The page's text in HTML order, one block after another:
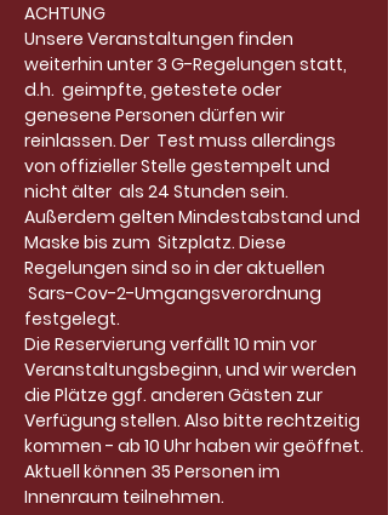
ACHTUNG
Unsere Veranstaltungen finden
weiterhin unter 3 G-Regelungen statt,
d.h.  geimpfte, getestete oder
genesene Personen dürfen wir
reinlassen. Der  Test muss allerdings
von offizieller Stelle gestempelt und
nicht älter  als 24 Stunden sein.
Außerdem gelten Mindestabstand und
Maske bis zum  Sitzplatz. Diese
Regelungen sind so in der aktuellen
Sars-Cov-2-Umgangsverordnung
festgelegt.
Die Reservierung verfällt 10 min vor
Veranstaltungsbeginn, und wir werden
die Plätze ggf. anderen Gästen zur
Verfügung stellen. Also bitte rechtzeitig
kommen - ab 10 Uhr haben wir geöffnet.
Aktuell können 35 Personen im
Innenraum teilnehmen.